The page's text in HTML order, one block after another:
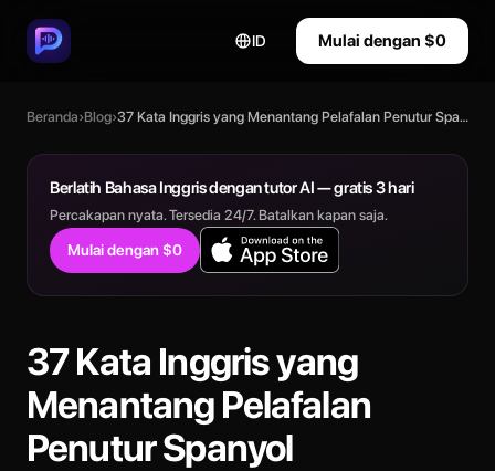
ID Mulai dengan $0
Beranda›Blog› 37 Kata Inggris yang Menantang Pelafalan Penutur Spanyol
Berlatih Bahasa Inggris dengan tutor AI — gratis 3 hari
Percakapan nyata. Tersedia 24/7. Batalkan kapan saja.
Mulai dengan $0
37 Kata Inggris yang
Menantang Pelafalan
Penutur Spanyol